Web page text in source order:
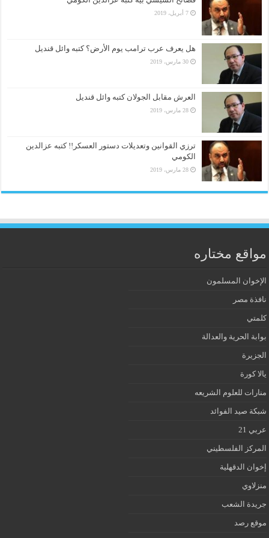
7 أبريل، 2019
هل يعرف عرب ترامب يوم الأرض؟ كتبه وائل قنديل
30 مارس، 2019
العرش مقابل الجولان كتبه وائل قنديل
28 مارس، 2019
ترزي القوانين وتعديلات دستور العسكر!! كتبه عزالدين
الكومي
28 مارس، 2019
مواقع مختاره
الإخوان المسلمون
نافذة مصر
كلمتي
بوابة الحرية والعدالة
الجزيرة
يالا كورة
منارات للعلوم الشريعه
شبكة صيد الفوائد
عربي 21
المركز الفلسطيني
إخوان الدقهلية
منزلاوي
جريدة الشعب
موقع رصد